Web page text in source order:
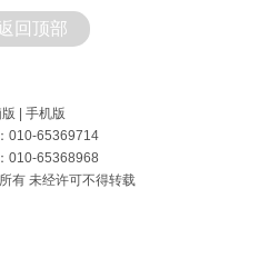
回顶部
| 手机版
010-65369714
010-65368968
有 未经许可不得转载